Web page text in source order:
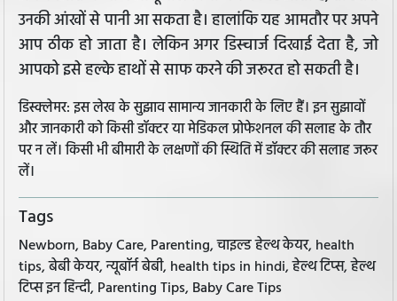
उनकी आंखों से पानी आ सकता है। हालांकि यह आमतौर पर अपने
आप ठीक हो जाता है। लेकिन अगर डिस्चार्ज दिखाई देता है, जो
आपको इसे हल्के हाथों से साफ करने की जरूरत हो सकती है।
डिस्क्लेमर: इस लेख के सुझाव सामान्य जानकारी के लिए हैं। इन सुझावों
और जानकारी को किसी डॉक्टर या मेडिकल प्रोफेशनल की सलाह के तौर
पर न लें। किसी भी बीमारी के लक्षणों की स्थिति में डॉक्टर की सलाह जरूर
लें।
Tags
Newborn, Baby Care, Parenting, चाइल्ड हेल्थ केयर, health
tips, बेबी केयर, न्यूबॉर्न बेबी, health tips in hindi, हेल्थ टिप्स, हेल्थ
टिप्स इन हिन्दी, Parenting Tips, Baby Care Tips